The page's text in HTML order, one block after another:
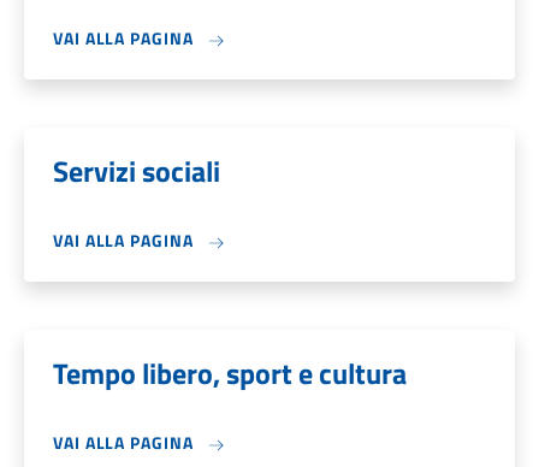
VAI ALLA PAGINA
Servizi sociali
VAI ALLA PAGINA
Tempo libero, sport e cultura
VAI ALLA PAGINA